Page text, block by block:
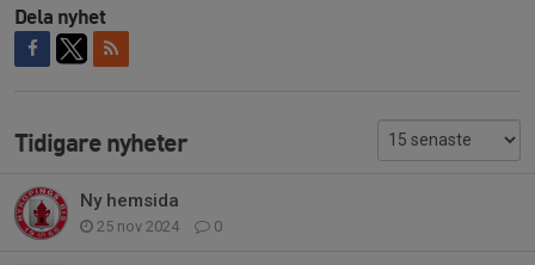
Dela nyhet
Tidigare nyheter
Ny hemsida
25 nov 2024 0